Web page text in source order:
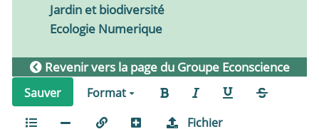
Jardin et biodiversité
Ecologie Numerique
Revenir vers la page du Groupe Econscience
Sauver
Format
Fichier